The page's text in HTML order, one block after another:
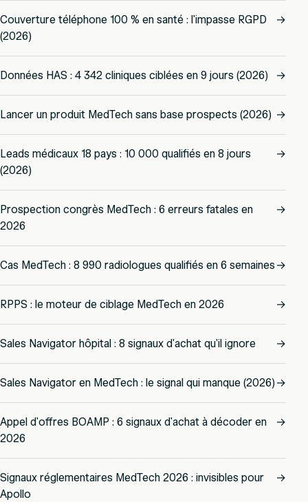
Couverture téléphone 100 % en santé : l'impasse RGPD
(2026)
→
Données HAS : 4 342 cliniques ciblées en 9 jours (2026) →
Lancer un produit MedTech sans base prospects (2026) →
Leads médicaux 18 pays : 10 000 qualifiés en 8 jours
(2026)
→
Prospection congrès MedTech : 6 erreurs fatales en
2026
→
Cas MedTech : 8 990 radiologues qualifiés en 6 semaines →
RPPS : le moteur de ciblage MedTech en 2026 →
Sales Navigator hôpital : 8 signaux d'achat qu'il ignore →
Sales Navigator en MedTech : le signal qui manque (2026)→
Appel d'offres BOAMP : 6 signaux d'achat à décoder en
2026
→
Signaux réglementaires MedTech 2026 : invisibles pour
Apollo
→